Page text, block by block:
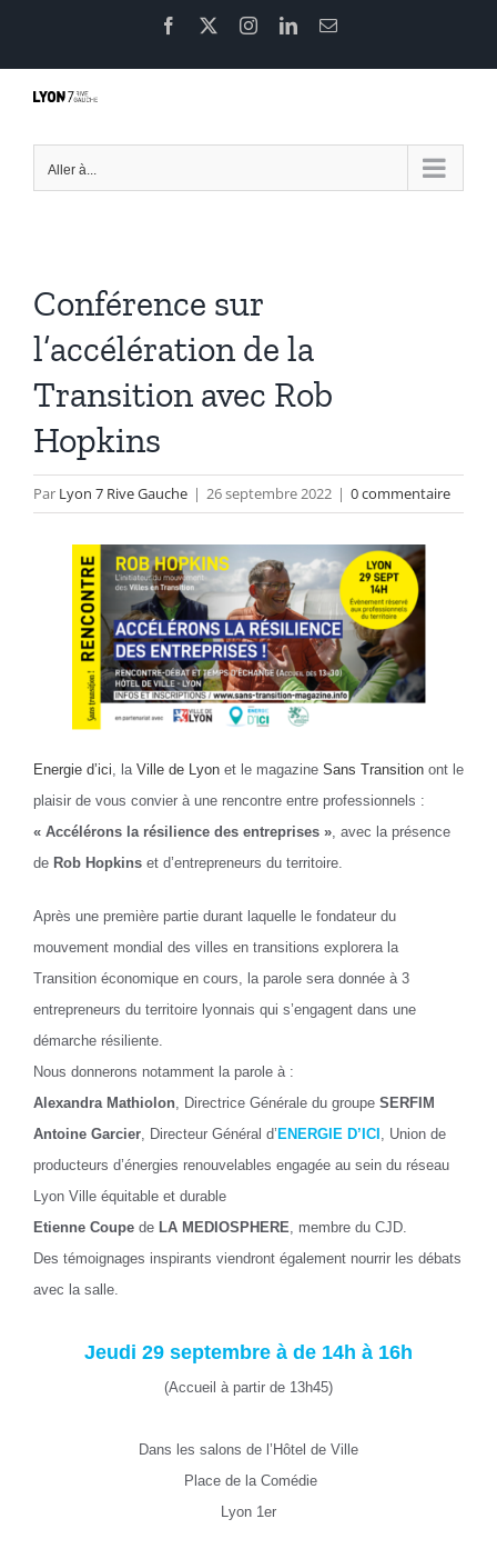
contenu
Facebook InstagramLinkedInEmail
Aller à...
Conférence sur
l’accélération de la
Transition avec Rob
Hopkins
Par Lyon 7 Rive Gauche | 26 septembre 2022 | 0 commentaire
Energie d’ici , la Ville de Lyon et le magazine Sans Transition ont le
plaisir de vous convier à une rencontre entre professionnels :
« Accélérons la résilience des entreprises » , avec la présence
de Rob Hopkins et d’entrepreneurs du territoire.
Après une première partie durant laquelle le fondateur du
mouvement mondial des villes en transitions explorera la
Transition économique en cours, la parole sera donnée à 3
entrepreneurs du territoire lyonnais qui s’engagent dans une
démarche résiliente.
Nous donnerons notamment la parole à :
Alexandra Mathiolon , Directrice Générale du groupe SERFIM
Antoine Garcier , Directeur Général d’ENERGIE D’ICI , Union de
producteurs d’énergies renouvelables engagée au sein du réseau
Lyon Ville équitable et durable
Etienne Coupe de LA MEDIOSPHERE , membre du CJD.
Des témoignages inspirants viendront également nourrir les débats
avec la salle.
Jeudi 29 septembre à de 14h à 16h
(Accueil à partir de 13h45)
Dans les salons de l’Hôtel de Ville
Place de la Comédie
Lyon 1er